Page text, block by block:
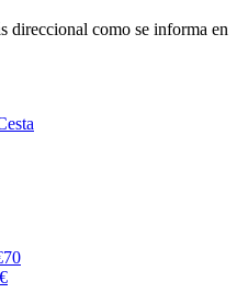
direccional como se informa en